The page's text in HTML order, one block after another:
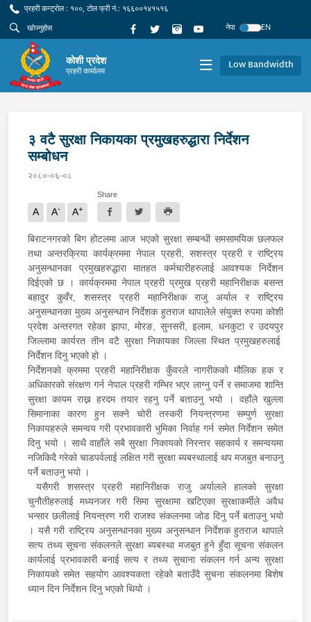
प्रहरी कन्ट्रोल : १००, टोल फ्री नं.: १६६००१४१५१६
नेपा
EN
कोशी प्रदेश
प्रहरी कार्यालय Low Bandwidth
३ वटै सुरक्षा निकायका प्रमुखहरुद्धारा निर्देशन
सम्बोधन
२०८०-०६-०८
A A- A+
Share
बिराटनगरको बिग होटलमा आज भएको सुरक्षा सम्बन्धी समसामयिक छलफल
तथा अन्तरक्रिया कार्यक्रममा नेपाल प्रहरी, सशस्त्र प्रहरी र राष्ट्रिय
अनुसन्धानका प्रमुखहरुद्धारा मातहत कर्मचारीहरुलाई आवश्यक निर्देशन
दिईएको छ । कार्यक्रममा नेपाल प्रहरी प्रमुख प्रहरी महानिरीक्षक बसन्त
बहादुर कुवँर, शसस्त्र प्रहरी महानिरीक्षक राजु अर्याल र राष्ट्रिय
अनुसन्धानका मुख्य अनुसन्धान निर्देशक हुतराज थापालेले संयुक्त रुपमा कोशी
प्रदेश अन्तरगत रहेका झापा, मोरङ, सुनसरी, इलाम, धनकुटा र उदयपुर
जिल्लामा कार्यरत तीन वटै सुरक्षा निकायका जिल्ला स्थित प्रमुखहरुलाई
निर्देशन दिनु भएको हो ।
निर्देशनको क्रममा प्रहरी महानिरीक्षक कुँवरले नागरीकको मौलिक हक र
अधिकारको संरक्षण गर्न नेपाल प्रहरी गम्भिर भएर लाग्नु पर्ने र समाजमा शान्ति
सुरक्षा कायम राख्न हरदम तयार रहनु पर्ने बताउनु भयो । वहाँले खुल्ला
सिमानाका कारण हुन सक्ने चोरी तस्करी नियन्त्रणमा सम्पुर्ण सुरक्षा
निकायहरुले समन्वय गरी प्रभावकारी भुमिका निर्वाह गर्न समेत निर्देशन समेत
दिनु भयो । साथै वाहाँले सबै सुरक्षा निकायको निरन्तर सहकार्य र समन्वयमा
नजिकिदै गरेको चाडपर्वलाई लक्षित गरी सुरक्षा ब्यबस्थालाई थप मजबुत बनाउनु
पर्ने बताउनु भयो ।
यसैगरी शसस्त्र प्रहरी महानिरीक्षक राजु अर्यालले हालको सुरक्षा
चुनौतीहरुलाई मध्यनजर गरी सिमा सुरक्षामा खटिएका सुरक्षाकर्मीले अवैध
भन्सार छलीलाई नियन्त्रण गरी राजश्व संकलनमा जोड दिनु पर्ने बताउनु भयो
। यसै गरी राष्ट्रिय अनुसन्धानका मुख्य अनुसन्धान निर्देशक हुतराज थापाले
सत्य तथ्य सूचना संकलनले सुरक्षा ब्यबस्था मजबुत हुने हुँदा सूचना संकलन
कार्यलाई प्रभावकारी बनाई सत्य र तथ्य सुचाना संकलन गर्न अन्य सुरक्षा
निकायको समेत सहयोग आवश्यकता रहेको बताउँदै सुचना संकलनमा बिशेष
ध्यान दिन निर्देशन दिनु भएको थियो ।